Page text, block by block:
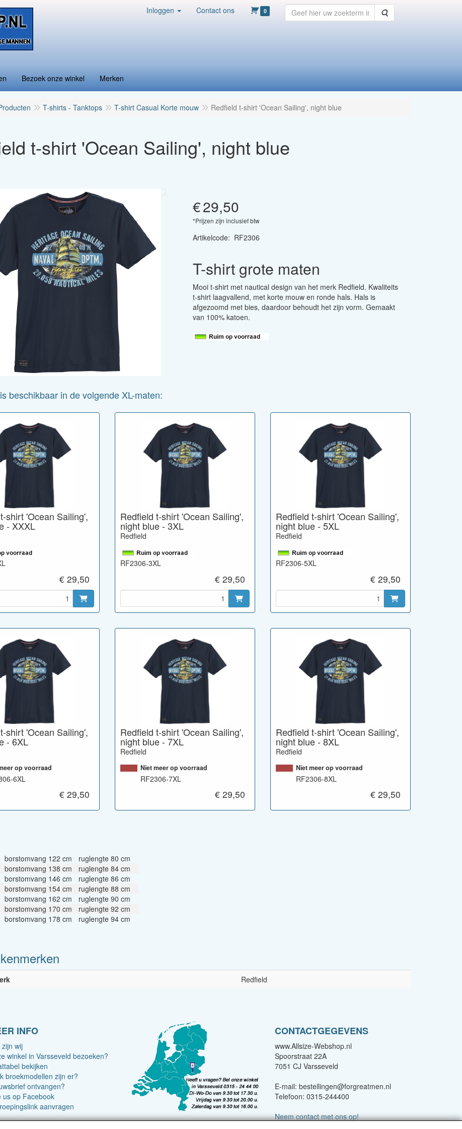
Inloggen Contact ons 0 Zoeken
Bezoek onze winkel Merken
T-shirts - Tanktops T-shirt Casual Korte mouw Redfield t-shirt 'Ocean Sailing', night blue
t-shirt 'Ocean Sailing', night blue
€29,50
*Prijzen zijn inclusief btw
Artikelcode: RF2306
T-shirt grote maten
Mooi t-shirt met nautical design van het merk Redfield. Kwaliteits
t-shirt laagvallend, met korte mouw en ronde hals. Hals is
afgezoomd met bies, daardoor behoudt het zijn vorm. Gemaakt
van 100% katoen.
beschikbaar in de volgende XL-maten:
shirt 'Ocean Sailing',
- XXXL
€ 29,50
Redfield t-shirt 'Ocean Sailing',
night blue - 3XL
Redfield
RF2306-3XL
€ 29,50
Redfield t-shirt 'Ocean Sailing',
night blue - 5XL
Redfield
RF2306-5XL
€ 29,50
shirt 'Ocean Sailing',
- 6XL
op voorraad
6XL
€ 29,50
Redfield t-shirt 'Ocean Sailing',
night blue - 7XL
Redfield
Niet meer op voorraad
RF2306-7XL
€ 29,50
Redfield t-shirt 'Ocean Sailing',
night blue - 8XL
Redfield
Niet meer op voorraad
RF2306-8XL
€ 29,50
borstomvang 122 cm
ruglengte 80 cm
borstomvang 138 cm
ruglengte 84 cm
borstomvang 146 cm
ruglengte 86 cm
borstomvang 154 cm
ruglengte 88 cm
borstomvang 162 cm
ruglengte 90 cm
borstomvang 170 cm
ruglengte 92 cm
borstomvang 178 cm ruglengte 94 cm
Redfield
INFO
zijn wij
winkel in Varsseveld bezoeken?
bekijken
broekmodellen zijn er?
ontvangen?
us op Facebook
aanvragen
CONTACTGEGEVENS
www.Allsize-Webshop.nl
Spoorstraat 22A
7051 CJ Varsseveld
E-mail: bestellingen@forgreatmen.nl
Telefoon: 0315-244400
Neem contact met ons op!